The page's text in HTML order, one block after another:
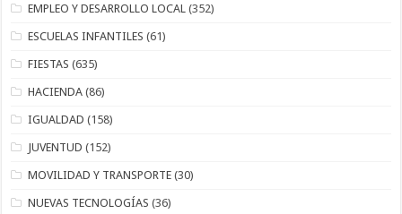
EMPLEO Y DESARROLLO LOCAL (352)
ESCUELAS INFANTILES (61)
FIESTAS (635)
HACIENDA (86)
IGUALDAD (158)
JUVENTUD (152)
MOVILIDAD Y TRANSPORTE (30)
NUEVAS TECNOLOGÍAS (36)